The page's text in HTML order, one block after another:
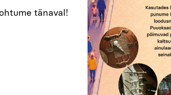
tänaval!